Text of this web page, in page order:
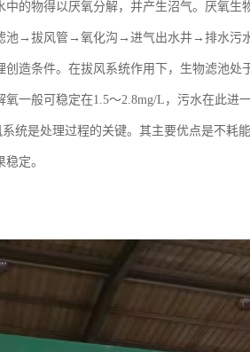
的物得以厌氧分解，并产生沼气。厌氧生
→拔风管→氧化沟→进气出水井→排水污
造条件。在拔风系统作用下，生物滤池处
一般可稳定在1.5～2.8mg/L，污水在此进
统是处理过程的关键。其主要优点是不耗
定。